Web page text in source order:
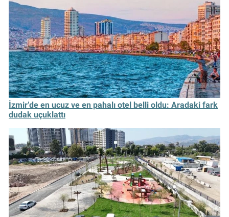
İzmir’de en ucuz ve en pahalı otel belli oldu: Aradaki fark
dudak uçuklattı